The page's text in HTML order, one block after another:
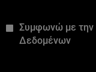
Συμφωνώ με την
Δεδομένων